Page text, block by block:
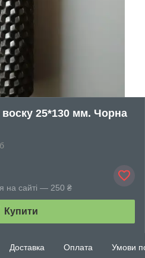
25*130 мм. Чорна
на сайті — 250 ₴
Купити
Доставка Оплата Умови